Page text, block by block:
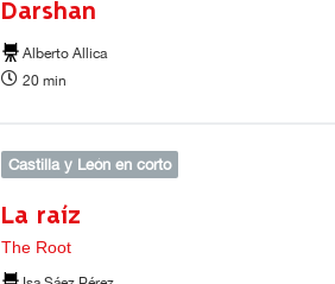
Darshan
Alberto Allica
20 min
Castilla y León en corto
La raíz
The Root